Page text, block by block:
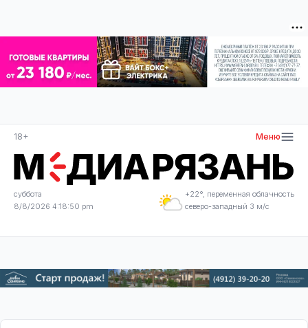
18+ Меню
суббота
8/8/2026 4:18:51 pm
+22°, переменная облачность
северо-западный 3 м/с